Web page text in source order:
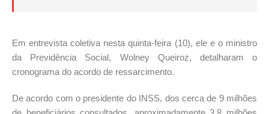
Em entrevista coletiva nesta quinta-feira (10), ele e o ministro
da Previdência Social, Wolney Queiroz, detalharam o
cronograma do acordo de ressarcimento.
De acordo com o presidente do INSS, dos cerca de 9 milhões